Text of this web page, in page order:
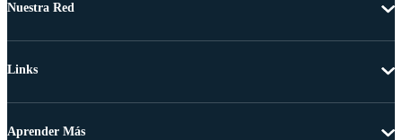
Nuestra Red
Links
Aprender Más